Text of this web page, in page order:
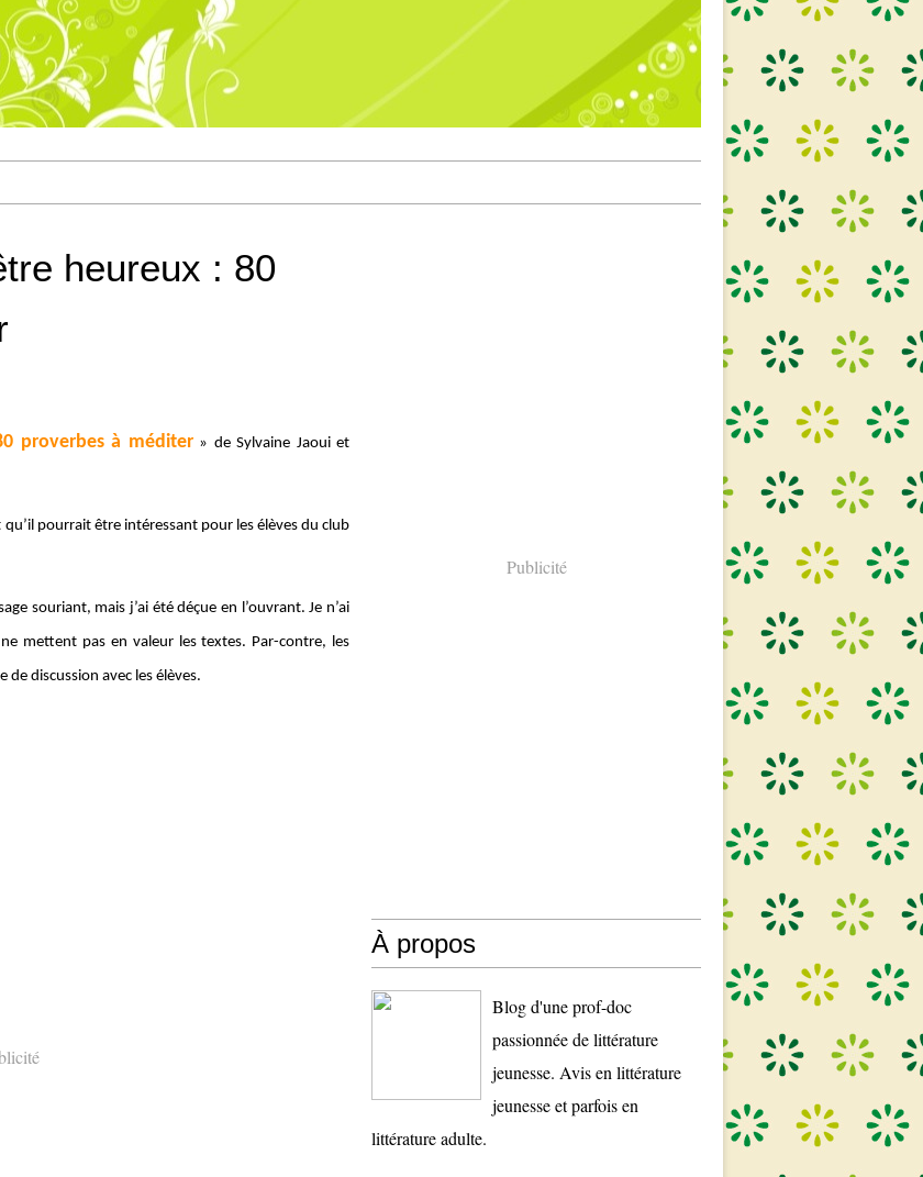
heureux : 80
proverbes à méditer» de Sylvaine Jaoui et
pourrait être intéressant pour les élèves du club
souriant, mais j’ai été déçue en l’ouvrant. Je n’ai
mettent pas en valeur les textes. Par-contre, les
discussion avec les élèves.
Publicité
À propos
Blog d'une prof-doc
passionnée de littérature
jeunesse. Avis en littérature
jeunesse et parfois en
littérature adulte.